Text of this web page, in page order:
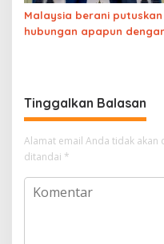
Malaysia berani putuskan
hubungan apapun
Tinggalkan Balasan
Alamat email Anda tidak akan
ditandai *